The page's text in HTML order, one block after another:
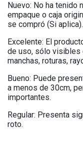
Nuevo: No ha tenido
empaque o caja
se compró (Si aplica).
Excelente: El
de uso, sólo visibles
manchas, roturas,
Bueno: Puede
a menos de 30cm,
importantes.
Regular: Presenta
roto.